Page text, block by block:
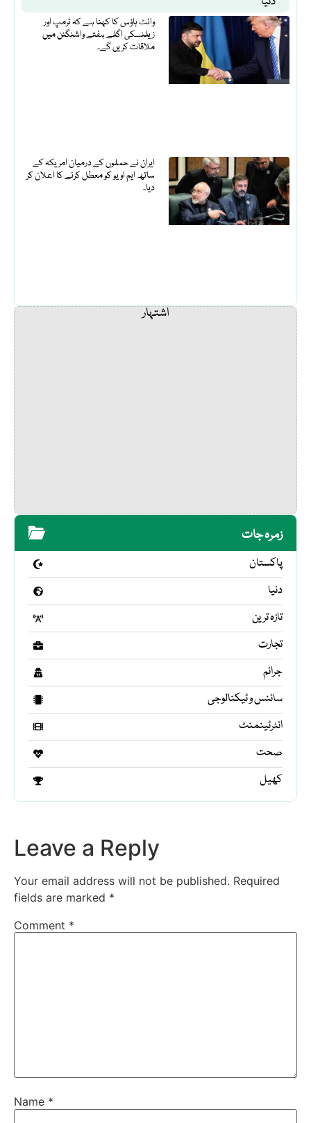
وائٹ ہاؤس کا کہنا ہے کہ ٹرمپ اور
زیلنسکی اگلے ہفتے واشنگٹن میں
ملاقات کریں گے۔
ایران نے حملوں کے درمیان امریکہ کے
ساتھ ایم او یو کو معطل کرنے کا اعلان کر
دیا۔
اشتہار
زمرہ جات
پاکستان
دنیا
تازہ ترین
تجارت
جرائم
سائنس و ٹیکنالوجی
انٹرٹینمنٹ
صحت
کھیل
Leave a Reply
Your email address will not be published. Required
fields are marked *
Comment *
Name *